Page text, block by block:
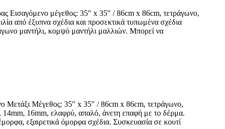
Εισαγόμενο μέγεθος: 35″ x 35″ / 86cm x 86cm, τετράγωνο,
από έξυπνα σχέδια και προσεκτικά τυπωμένα σχέδια
μαντήλι, κομψό μαντήλι μαλλιών. Μπορεί να
Μετάξι Μέγεθος: 35″ x 35″ / 86cm x 86cm, τετράγωνο,
14mm, 16mm, ελαφρύ, απαλό, άνετη επαφή με το δέρμα.
εξαιρετικά όμορφα σχέδια. Συσκευασία σε κουτί